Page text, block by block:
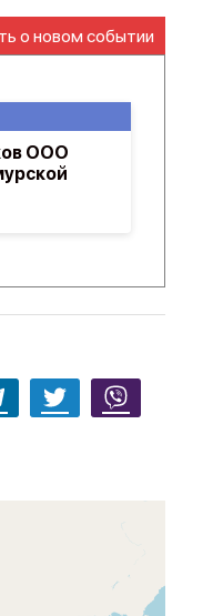
о новом событии
ООО